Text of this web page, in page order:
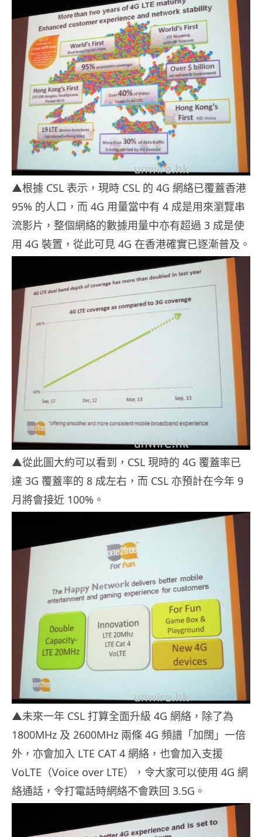
▲根據 CSL 表示，現時 CSL 的 4G 網絡已覆蓋香港
95% 的人口，而 4G 用量當中有 4 成是用來瀏覽串
流影片，整個網絡的數據用量中亦有超過 3 成是使
用 4G 裝置，從此可見 4G 在香港確實已逐漸普及。
▲從此圖大約可以看到，CSL 現時的 4G 覆蓋率已
達 3G 覆蓋率的 8 成左右，而 CSL 亦預計在今年 9
月將會接近 100%。
▲未來一年 CSL 打算全面升級 4G 網絡，除了為
1800MHz 及 2600MHz 兩條 4G 頻譜「加闊」一倍
外，亦會加入 LTE CAT 4 網絡，也會加入支援
VoLTE（Voice over LTE），令大家可以使用 4G 網
絡通話，令打電話時網絡不會跌回 3.5G。